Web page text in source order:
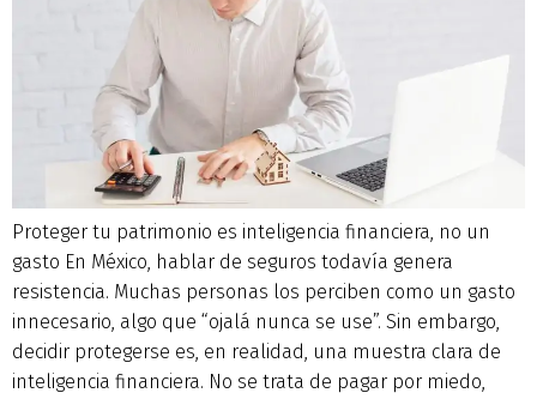
Proteger tu patrimonio es inteligencia financiera, no un
gasto En México, hablar de seguros todavía genera
resistencia. Muchas personas los perciben como un gasto
innecesario, algo que “ojalá nunca se use”. Sin embargo,
decidir protegerse es, en realidad, una muestra clara de
inteligencia financiera. No se trata de pagar por miedo,